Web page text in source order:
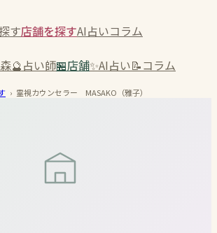
す店舗を探すAI占いコラム
🔮占い師🏪店舗✨AI占い📝コラム
› 霊視カウンセラー MASAKO（雅子）